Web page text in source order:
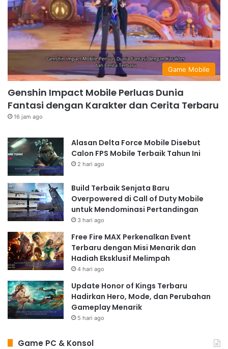
Game Mobile
Genshin Impact Mobile Perluas Dunia
Fantasi dengan Karakter dan Cerita Terbaru
16 jam ago
Alasan Delta Force Mobile Disebut
Calon FPS Mobile Terbaik Tahun Ini
2 hari ago
Build Terbaik Senjata Baru
Overpowered di Call of Duty Mobile
untuk Mendominasi Pertandingan
3 hari ago
Free Fire MAX Perkenalkan Event
Terbaru dengan Misi Menarik dan
Hadiah Eksklusif Melimpah
4 hari ago
Update Honor of Kings Terbaru
Hadirkan Hero, Mode, dan Perubahan
Gameplay Menarik
5 hari ago
Game PC & Konsol